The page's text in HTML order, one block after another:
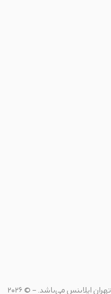
تهران اپلاینس می‌باشد. – © 2026